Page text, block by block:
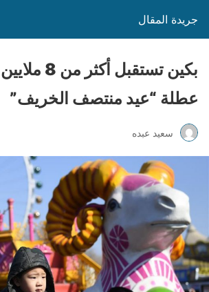
جريدة المقال
بكين تستقبل
عطلة “عيد منتصف الخريف”
سعيد عبده